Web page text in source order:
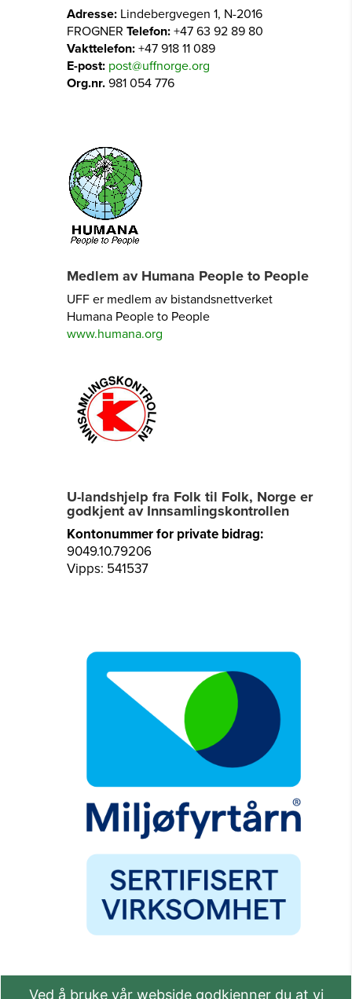
Adresse: Lindebergvegen 1, N-2016
FROGNERTelefon: +47 63 92 89 80
Vakttelefon: +47 918 11 089
E-post: post@uffnorge.org
Org.nr. 981 054 776
Medlem av Humana People to People
UFF er medlem av bistandsnettverket
Humana People to People
www.humana.org
U-landshjelp fra Folk til Folk, Norge er
godkjent av Innsamlingskontrollen
Kontonummer for private bidrag:
9049.10.79206
Vipps: 541537
Ved å bruke vår webside godkjenner du at vi